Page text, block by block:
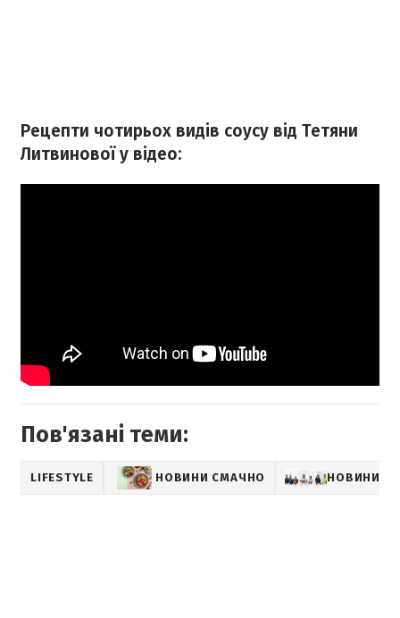
Рецепти чотирьох видів соусу від Тетяни
Литвинової у відео:
Пов'язані теми:
LIFESTYLE НОВИНИ СМАЧНО НОВИНИ